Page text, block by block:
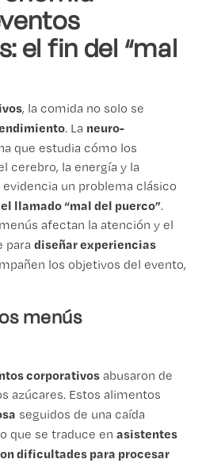
el fin del “mal
, la comida no solo se
. La neuro-
que estudia cómo los
cerebro, la energía y la
un problema clásico
el llamado “mal del puerco”.
afectan la atención y el
para diseñar experiencias
los objetivos del evento,
menús
corporativos abusaron de
azúcares. Estos alimentos
seguidos de una caída
que se traduce en asistentes
dificultades para procesar